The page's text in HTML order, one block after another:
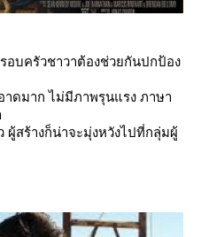
อบครัวชาวาต้องช่วยกันปกป้อง
าดมาก ไม่มีภาพรุนแรง ภาษา
ผู้สร้างก็น่าจะมุ่งหวังไปที่กลุ่มผู้